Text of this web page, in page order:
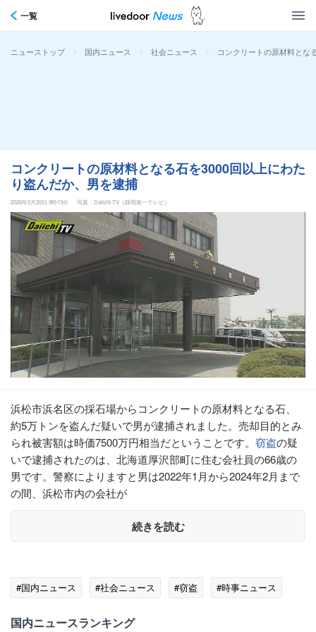
一覧
ニューストップ > 国内ニュース > 社会ニュース > コンクリートの原材料とな
コンクリートの原材料となる石を3000回以上にわた
り盗んだか、男を逮捕
2026年5月20日 9時13分 写真：Daiichi-TV（静岡第一テレビ）
浜松市浜名区の採石場からコンクリートの原材料となる石、
約5万トンを盗んだ疑いで男が逮捕されました。売却目的とみ
られ被害額は時価7500万円相当だということです。 窃盗の疑
いで逮捕されたのは、北海道厚沢部町に住む会社員の66歳の
男です。警察によりますと男は2022年1月から2024年2月まで
の間、浜松市内の会社が
続きを読む
#国内ニュース #社会ニュース #窃盗 #時事ニュース
国内ニュースランキング